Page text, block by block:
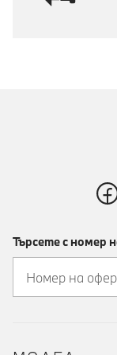
Търсете с номер